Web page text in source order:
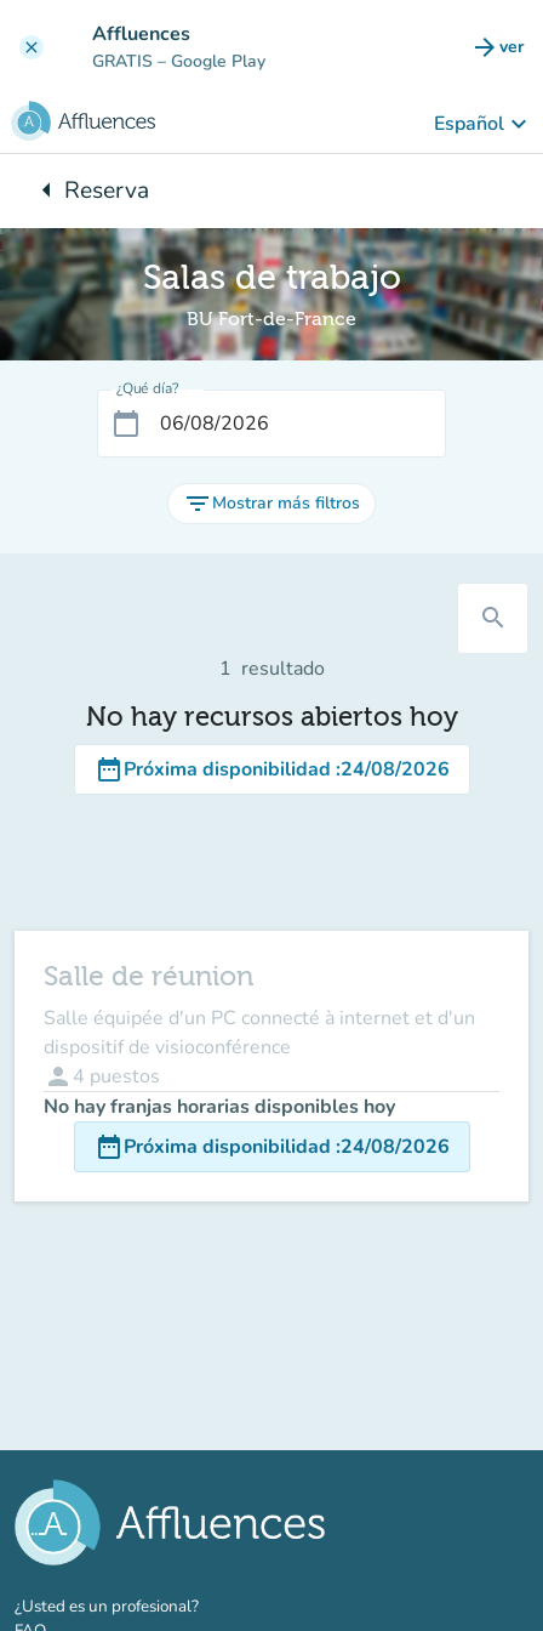
clear Affluences
GRATIS – Google Play arrow_forward ver
Español keyboard_arrow_down
arrow_leftVuelta:
Reserva
Salas de trabajo
BU Fort-de-France
¿Qué día?
calendar_today
filter_list Mostrar más filtros
search
1 resultado
No hay recursos abiertos hoy
date_rangePróxima disponibilidad :24/08/2026
Salle de réunion
Salle équipée d'un PC connecté à internet et d'un
dispositif de visioconférence
person 4 puestos
No hay franjas horarias disponibles hoy
date_rangePróxima disponibilidad :24/08/2026
¿Usted es un profesional?(nueva pestaña)